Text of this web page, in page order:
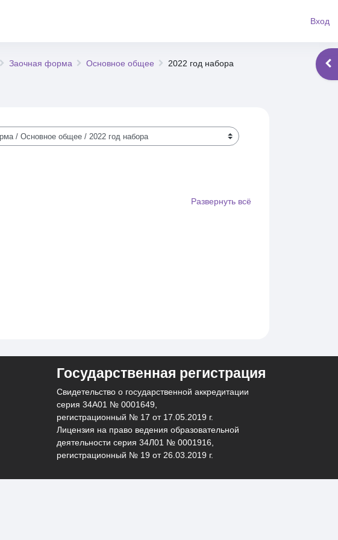
Вход
Заочная форма Основное общее 2022 год набора
Развернуть всё
Государственная регистрация
Свидетельство о государственной аккредитации
серия 34А01 № 0001649,
регистрационный № 17 от 17.05.2019 г.
Лицензия на право ведения образовательной
деятельности серия 34Л01 № 0001916,
регистрационный № 19 от 26.03.2019 г.